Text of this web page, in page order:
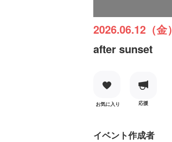
2026.06.12（金）
after sunset
お気に入り 応援
イベント作成者